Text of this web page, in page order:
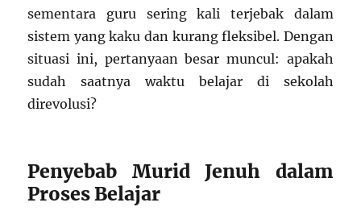
sementara guru sering kali terjebak dalam
sistem yang kaku dan kurang fleksibel. Dengan
situasi ini, pertanyaan besar muncul: apakah
sudah saatnya waktu belajar di sekolah
direvolusi?
Penyebab Murid Jenuh dalam
Proses Belajar